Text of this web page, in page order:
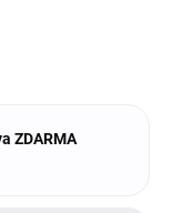
ZDARMA